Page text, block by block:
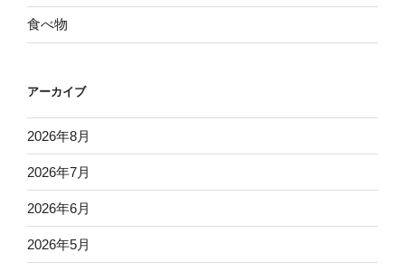
食べ物
アーカイブ
2026年8月
2026年7月
2026年6月
2026年5月